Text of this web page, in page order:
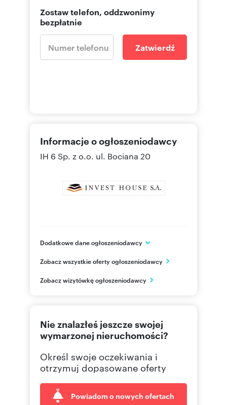
Zostaw telefon, oddzwonimy
bezpłatnie
Zatwierdź
Informacje o ogłoszeniodawcy
IH 6 Sp. z o.o. ul. Bociana 20
Dodatkowe dane ogłoszeniodawcy
ul. Bociana 20
małopolskie
509 24 Pokaż telefon
Zobacz wszystkie oferty ogłoszeniodawcy
Zobacz wizytówkę ogłoszeniodawcy
Nie znalazłeś jeszcze swojej
wymarzonej nieruchomości?
Określ swoje oczekiwania i
otrzymuj dopasowane oferty
Powiadom o nowych ofertach